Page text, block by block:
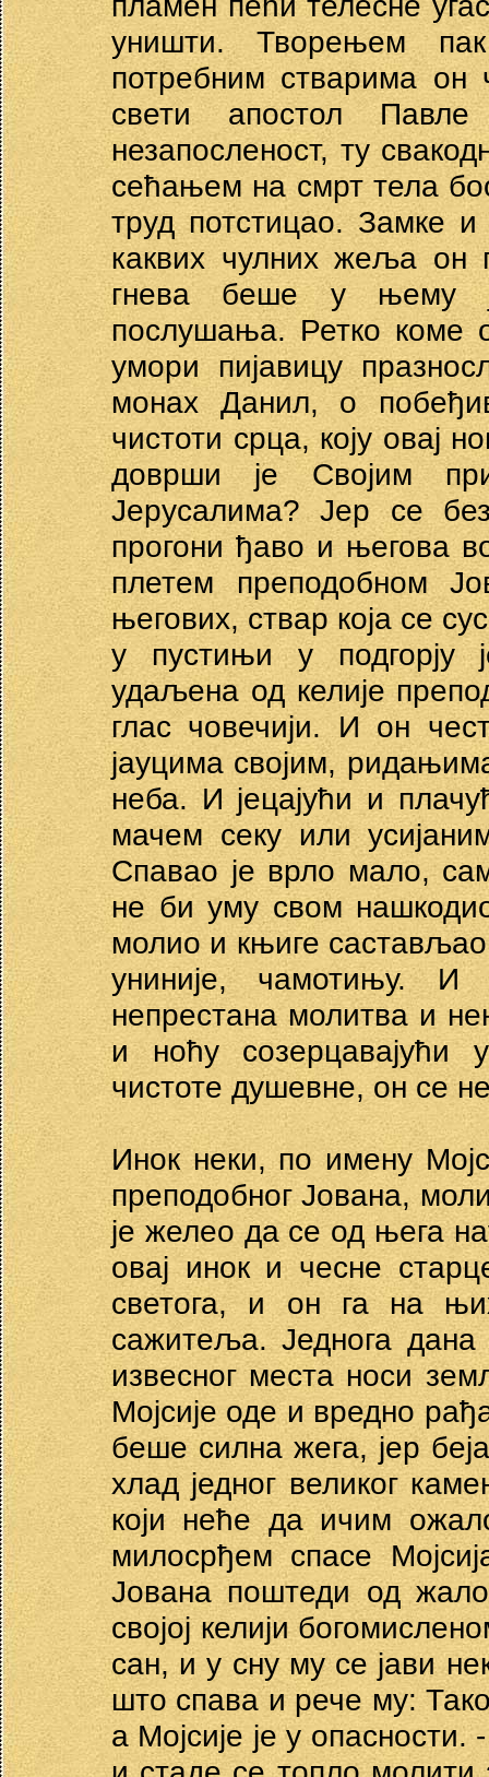
уништи. Творењем
потребним стварима он
свети апостол
незапосленост, ту
сећањем на смрт тела
труд потстицао. Замке
каквих чулних жеља он
гнева беше у њему
послушања. Ретко коме
умори пијавицу
монах Данил, о
чистоти срца, коју овај
доврши је Својим
Јерусалима? Јер се
прогони ђаво и његова
плетем преподобном
његових, ствар која се
у пустињи у подгорју
удаљена од келије
глас човечији. И он
јауцима својим,
неба. И јецајући и
мачем секу или
Спавао је врло мало,
не би уму свом
молио и књиге
униније, чамотињу.
непрестана молитва и
и ноћу созерцавајући
чистоте душевне, он се
Инок неки, по имену
преподобног Јована,
је желео да се од њега
овај инок и чесне
светога, и он га на
сажитеља. Једнога дана
извесног места носи
Мојсије оде и вредно
беше силна жега, јер
хлад једног великог
који неће да ичим
милосрђем спасе
Јована поштеди од
својој келији
сан, и у сну му се јави
што спава и рече му:
а Мојсије је у